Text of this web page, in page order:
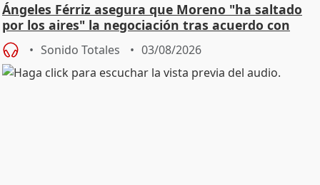
Ángeles Férriz asegura que Moreno "ha saltado
por los aires" la negociación tras acuerdo con
SMA
Sonido Totales 03/08/2026